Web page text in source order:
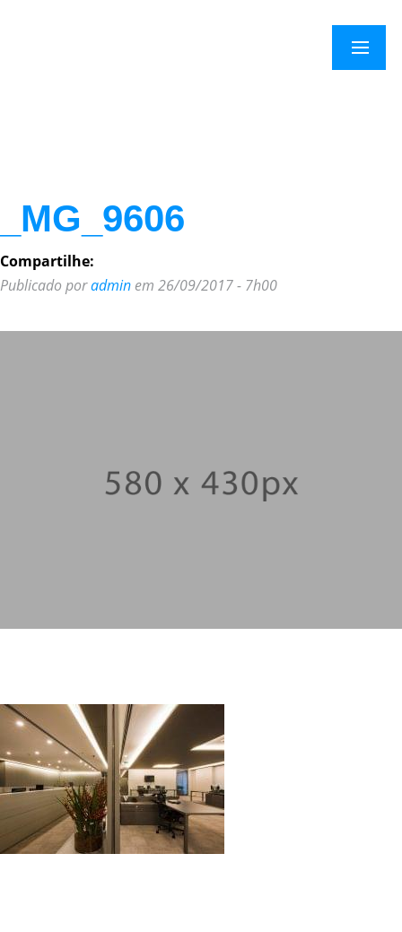
×
Menu
_MG_9606
Compartilhe:
Publicado poradmin em 26/09/2017 - 7h00